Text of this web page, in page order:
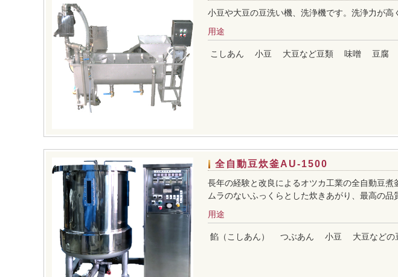
小豆や大豆の豆洗い機、洗浄機です。洗浄力が高
用途
こしあん 小豆 大豆など豆類 味噌 豆腐
全自動豆炊釜AU-1500
長年の経験と改良によるオツカ工業の全自動豆煮
ムラのないふっくらとした炊きあがり、最高の品
用途
餡（こしあん） つぶあん 小豆 大豆などの